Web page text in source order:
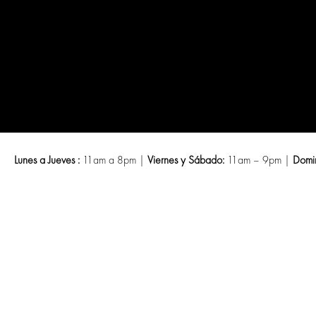
Lunes a Jueves :11am a 8pm | Viernes y Sábado:11am – 9pm |